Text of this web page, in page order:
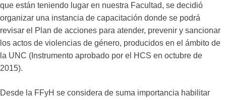
que están teniendo lugar en nuestra Facultad, se decidió
organizar una instancia de capacitación donde se podrá
revisar el Plan de acciones para atender, prevenir y sancionar
los actos de violencias de género, producidos en el ámbito de
la UNC (Instrumento aprobado por el HCS en octubre de
2015).
Desde la FFyH se considera de suma importancia habilitar